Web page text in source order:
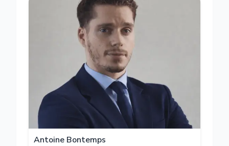
Antoine Bontemps